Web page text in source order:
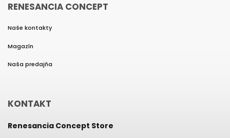
RENESANCIA CONCEPT
Naše kontakty
Magazín
Naša predajňa
KONTAKT
Renesancia Concept Store